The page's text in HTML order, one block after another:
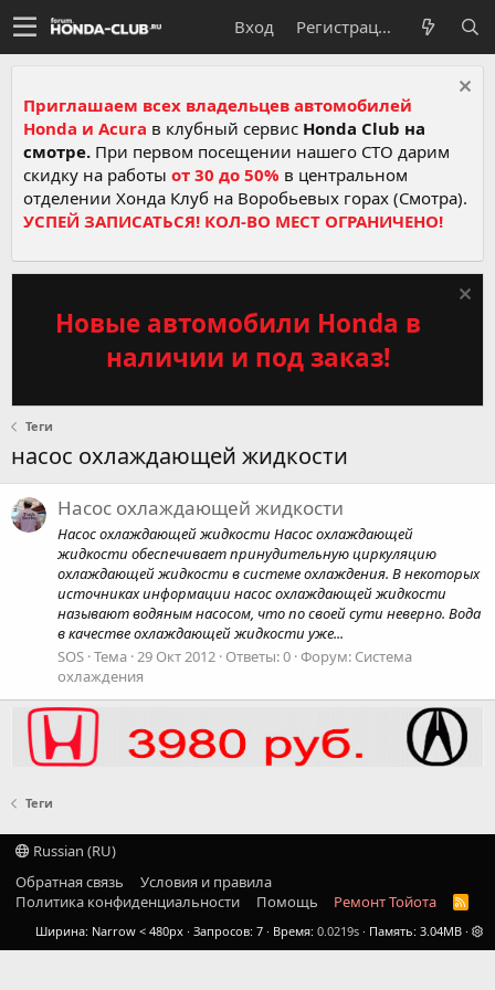
Вход Регистрация
Приглашаем всех владельцев автомобилей
Honda и Acura в клубный сервис Honda Club на
смотре. При первом посещении нашего СТО дарим
скидку на работы от 30 до 50% в центральном
отделении Хонда Клуб на Воробьевых горах (Смотра).
УСПЕЙ ЗАПИСАТЬСЯ! КОЛ-ВО МЕСТ ОГРАНИЧЕНО!
Новые автомобили Honda в
наличии и под заказ!
Теги
насос охлаждающей жидкости
Насос охлаждающей жидкости
Насос охлаждающей жидкости Насос охлаждающей
жидкости обеспечивает принудительную циркуляцию
охлаждающей жидкости в системе охлаждения. В некоторых
источниках информации насос охлаждающей жидкости
называют водяным насосом, что по своей сути неверно. Вода
в качестве охлаждающей жидкости уже...
SOS Тема 29 Окт 2012 Ответы: 0 Форум: Система
охлаждения
Теги
Russian (RU)
Обратная связь
Условия и правила
Политика конфиденциальности
Помощь Ремонт Тойота
R
S
S
Ширина Запросов 7 Время 0.0219s Память 3.04MB